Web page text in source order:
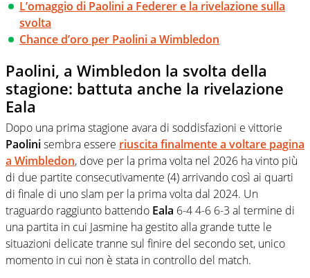
L’omaggio di Paolini a Federer e la rivelazione sulla
svolta
Chance d’oro per Paolini a Wimbledon
Paolini, a Wimbledon la svolta della
stagione: battuta anche la rivelazione
Eala
Dopo una prima stagione avara di soddisfazioni e vittorie
Paolinisembra essere riuscita finalmente a voltare pagina
a Wimbledon, dove per la prima volta nel 2026 ha vinto più
di due partite consecutivamente (4) arrivando così ai quarti
di finale di uno slam per la prima volta dal 2024. Un
traguardo raggiunto battendo Eala 6-4 4-6 6-3 al termine di
una partita in cui Jasmine ha gestito alla grande tutte le
situazioni delicate tranne sul finire del secondo set, unico
momento in cui non è stata in controllo del match.